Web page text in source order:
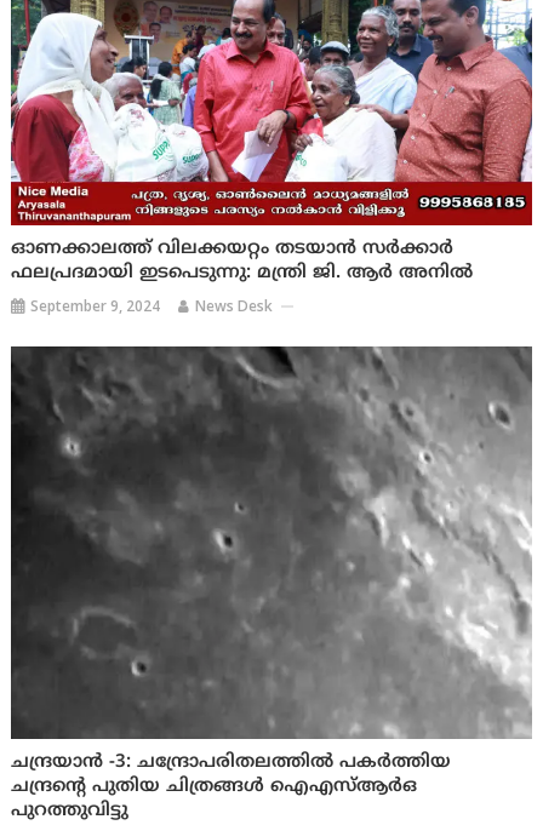
ഓണക്കാലത്ത് വിലക്കയറ്റം തടയാൻ സർക്കാർ
ഫലപ്രദമായി ഇടപെടുന്നു: മന്ത്രി ജി. ആർ അനിൽ
September 9, 2024 News Desk
ചന്ദ്രയാൻ -3: ചന്ദ്രോപരിതലത്തിൽ പകർത്തിയ
ചന്ദ്രന്റെ പുതിയ ചിത്രങ്ങൾ ഐഎസ്ആർഒ
പുറത്തുവിട്ടു